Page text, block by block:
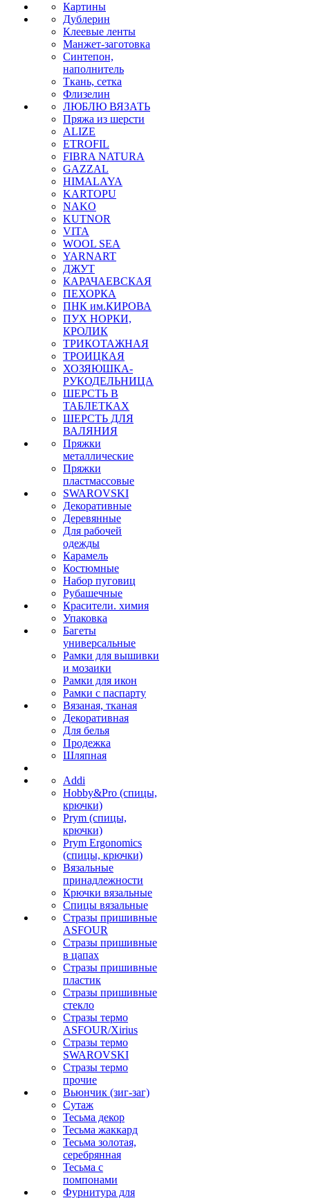
Картины
Дублерин
Клеевые ленты
Манжет-заготовка
Синтепон,
наполнитель
Ткань, сетка
Флизелин
ЛЮБЛЮ ВЯЗАТЬ
Пряжа из шерсти
ALIZE
ETROFIL
FIBRA NATURA
GAZZAL
HIMALAYA
KARTOPU
NAKO
KUTNOR
VITA
WOOL SEA
YARNART
ДЖУТ
КАРАЧАЕВСКАЯ
ПЕХОРКА
ПНК им.КИРОВА
ПУХ НОРКИ,
КРОЛИК
ТРИКОТАЖНАЯ
ТРОИЦКАЯ
ХОЗЯЮШКА-
РУКОДЕЛЬНИЦА
ШЕРСТЬ В
ТАБЛЕТКАХ
ШЕРСТЬ ДЛЯ
ВАЛЯНИЯ
Пряжки
металлические
Пряжки
пластмассовые
SWAROVSKI
Декоративные
Деревянные
Для рабочей
одежды
Карамель
Костюмные
Набор пуговиц
Рубашечные
Красители. химия
Упаковка
Багеты
универсальные
Рамки для вышивки
и мозаики
Рамки для икон
Рамки с паспарту
Вязаная, тканая
Декоративная
Для белья
Продежка
Шляпная
Addi
Hobby&Pro (спицы,
крючки)
Prym (спицы,
крючки)
Prym Ergonomics
(спицы, крючки)
Вязальные
принадлежности
Крючки вязальные
Спицы вязальные
Стразы пришивные
ASFOUR
Стразы пришивные
в цапах
Стразы пришивные
пластик
Стразы пришивные
стекло
Стразы термо
ASFOUR/Xirius
Стразы термо
SWAROVSKI
Стразы термо
прочие
Вьюнчик (зиг-заг)
Сутаж
Тесьма декор
Тесьма жаккард
Тесьма золотая,
серебрянная
Тесьма с
помпонами
Фурнитура для